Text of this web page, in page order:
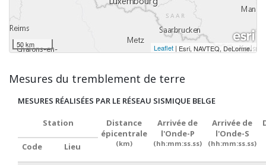
50 km Leaflet | Esri, NAVTEQ, DeLorme,
Mesures du tremblement de terre
MESURES RÉALISÉES PAR LE RÉSEAU SISMIQUE BELGE
Station
Distance
épicentrale
(km)
Arrivée de
l'Onde-P
(hh:mm:ss.ss)
Arrivée de
l'Onde-S
(hh:mm:ss.ss)
Code Lieu